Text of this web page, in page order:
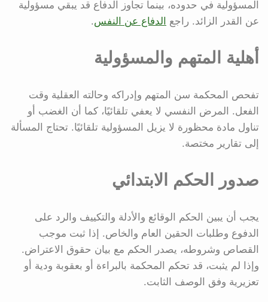
المسؤولية في حدوده، بينما تجاوز الدفاع قد يبقي مسؤولية
عن القدر الزائد. راجع
الدفاع عن النفس.
أهلية المتهم والمسؤولية
تفحص المحكمة سن المتهم وإدراكه وحالته العقلية وقت
الفعل. المرض النفسي لا يعفي تلقائيًا، كما أن الغضب أو
تناول مادة محظورة لا يزيل المسؤولية تلقائيًا. تحتاج المسألة
إلى تقارير مختصة.
صدور الحكم الابتدائي
يجب أن يبين الحكم الوقائع والأدلة والتكييف والرد على
الدفوع وطلبات الحقين العام والخاص. إذا ثبت موجب
القصاص وشروطه، يصدر الحكم مع بيان حقوق الاعتراض.
وإذا لم يثبت، قد تحكم المحكمة بالبراءة أو بعقوبة ودية أو
تعزيرية وفق الوصف الثابت.